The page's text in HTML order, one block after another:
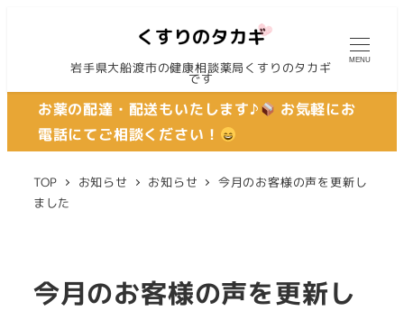
岩手県大船渡市の健康相談薬局くすりのタカギ
です
MENU
お薬の配達・配送もいたします♪
お気軽にお
電話にてご相談ください！
TOP お知らせ お知らせ
今月のお客様の声を更新し
ました
今月のお客様の声を更新し